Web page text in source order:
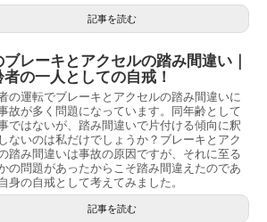
記事を読む
ブレーキとアクセルの踏み間違い｜
者の一人としての自戒！
の運転でブレーキとアクセルの踏み間違いに
故が多く問題になっています。同年齢として
ではないが、踏み間違いで片付ける傾向に釈
ないのは私だけでしょうか？ブレーキとアク
踏み間違いは事故の原因ですが、それに至る
の問題があったからこそ踏み間違えたのであ
身の自戒として考えてみました。
記事を読む